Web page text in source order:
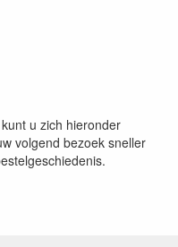
u zich hieronder
volgend bezoek sneller